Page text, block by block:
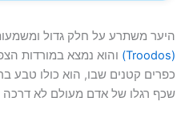
היער משתרע על חלק גדול
(Troodos)
והוא נמצא במורדות
כפרים קטנים שבו, הוא כולו טבע
שכף רגלו של אדם מעולם לא דרכה